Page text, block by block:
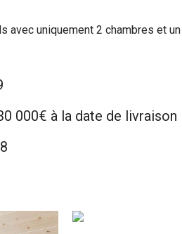
avec uniquement 2 chambres et
000€ à la date de livraison